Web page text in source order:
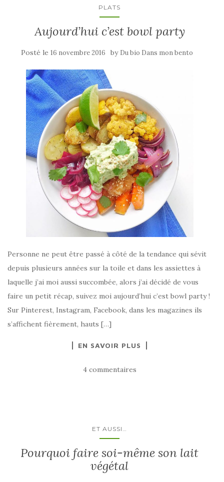
PLATS
Aujourd’hui c’est bowl party
Posté le 16 novembre 2016 by Du bio Dans mon bento
Personne ne peut être passé à côté de la tendance qui sévit
depuis plusieurs années sur la toile et dans les assiettes à
laquelle j’ai moi aussi succombée, alors j’ai décidé de vous
faire un petit récap, suivez moi aujourd’hui c’est bowl party !
Sur Pinterest, Instagram, Facebook, dans les magazines ils
s’affichent fièrement, hauts […]
EN SAVOIR PLUS
4 commentaires
ET AUSSI…
Pourquoi faire soi-même son lait
végétal